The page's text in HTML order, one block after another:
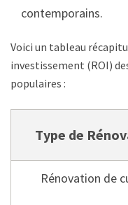
contemporains.
Voici un tableau
investissement (ROI)
populaires :
Type de
Rénovation de